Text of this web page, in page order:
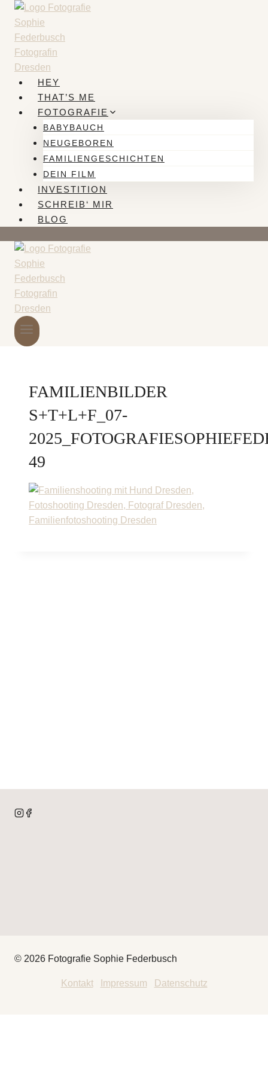
Zum
Inhalt
springen
HEY
THAT’S ME
FOTOGRAFIE
BABYBAUCH
NEUGEBOREN
FAMILIENGESCHICHTEN
DEIN FILM
INVESTITION
SCHREIB‘ MIR
BLOG
FAMILIENBILDER
S+T+L+F_07-
49
© 2026 Fotografie Sophie Federbusch
Kontakt| Impressum Datenschutz